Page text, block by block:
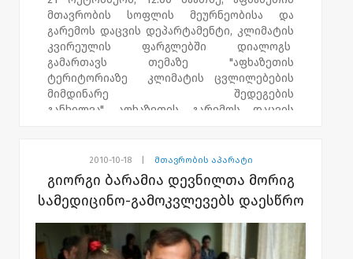
მთავრობის სოფლის მეურნეობისა და
გარემოს დაცვის დეპარტამენტი, კლიმატის
კვირეულის ფარგლებში დიალოგს
გამართავს თემაზე "აფხაზეთის
ტერიტორიაზე კლიმატის ცვლილებების
მიმდინარე შედეგების
განხილვა". აფხაზეთის გარემოს დაცვის
პროცესების შესახებ ისაუბრებენ.
ღონისძიებას აფხაზეთის მთავრობის
წევრები და გარემოს დაცვის
მიმართულებით მომუშავე არასამთავრობო
ორგანიზაციების წარმომადგენლები
დაესწრებიან.კლიმატის კვირეულის
2010-10-18| მთავრობის აპარატი
გიორგი ბარამია დევნილთა მორიგ
სამედიცინო-გამოკვლევებს დაესწრო